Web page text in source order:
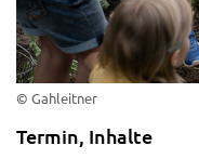
© Gahleitner
Termin, Inhalte